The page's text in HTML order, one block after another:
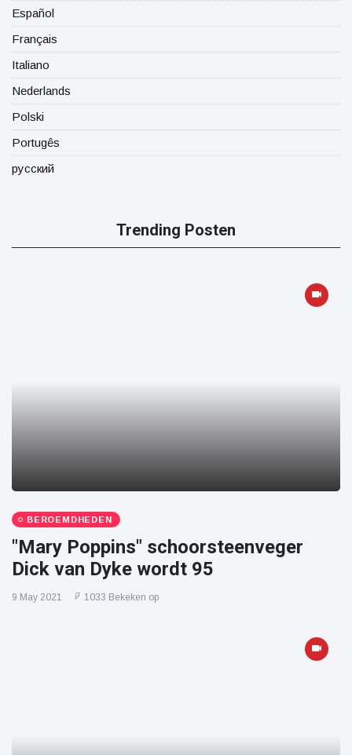
Español
Français
Italiano
Nederlands
Polski
Portugês
русский
Trending Posten
BEROEMDHEDEN
"Mary Poppins" schoorsteenveger
Dick van Dyke wordt 95
9 May 2021 1033 Bekeken op